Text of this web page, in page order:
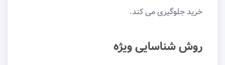
خرید جلوگیری می کند.
روش شناسایی ویژه